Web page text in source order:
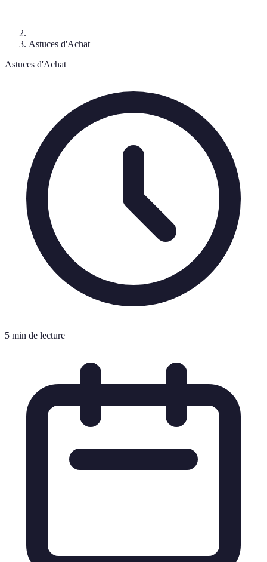
Astuces d'Achat
Astuces d'Achat
5 min de lecture